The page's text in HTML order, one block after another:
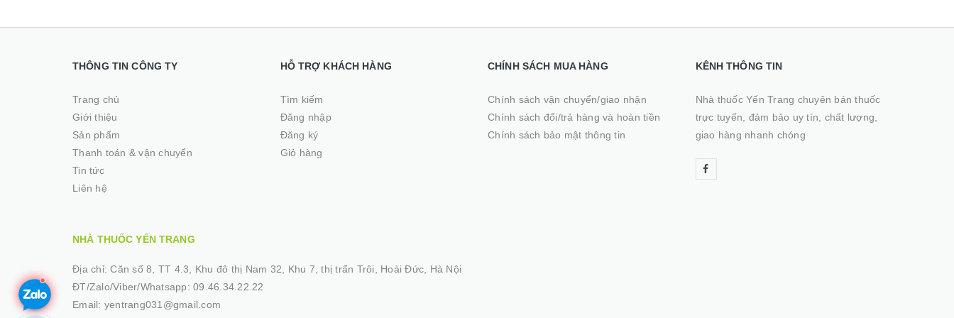
THÔNG TIN CÔNG TY
Trang chủ
Giới thiệu
Sản phẩm
Thanh toán & vận chuyển
Tin tức
Liên hệ
HỖ TRỢ KHÁCH HÀNG
Tìm kiếm
Đăng nhập
Đăng ký
Giỏ hàng
CHÍNH SÁCH MUA HÀNG
Chính sách vận chuyển/giao nhận
Chính sách đổi/trả hàng và hoàn tiền
Chính sách bảo mật thông tin
KÊNH THÔNG TIN
Nhà thuốc Yến Trang chuyên bán thuốc
trực tuyến, đảm bảo uy tín, chất lượng,
giao hàng nhanh chóng
NHÀ THUỐC YẾN TRANG
Địa chỉ:Căn số 8, TT 4.3, Khu đô thị Nam 32, Khu 7, thị trấn Trôi, Hoài Đức, Hà Nội
ĐT/Zalo/Viber/Whatsapp: 09.46.34.22.22
Email: yentrang031@gmail.com